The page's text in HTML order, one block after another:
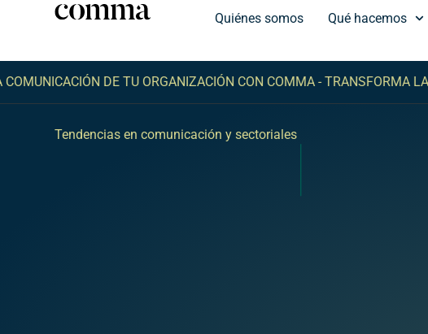
Quiénes somos Qué hacemos
DE TU ORGANIZACIÓN CON COMMA -TRANSFORMA LA
Tendencias en comunicación y sectoriales